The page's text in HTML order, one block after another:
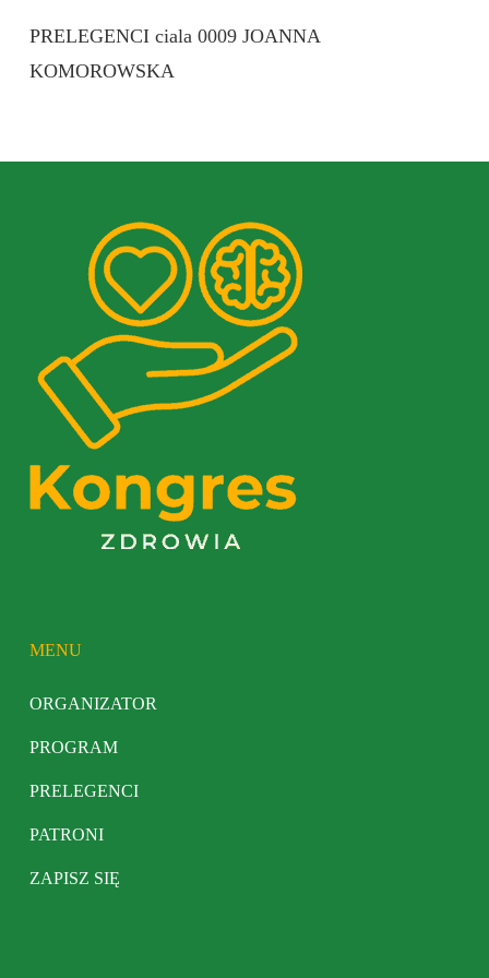
PRELEGENCI ciala 0009 JOANNA
KOMOROWSKA
MENU
ORGANIZATOR
PROGRAM
PRELEGENCI
PATRONI
ZAPISZ SIĘ